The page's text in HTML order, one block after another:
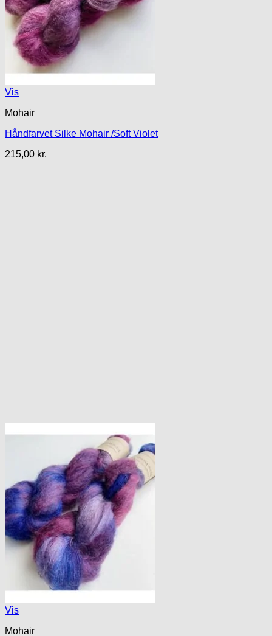
Vis
Mohair
Håndfarvet Silke Mohair /Soft Violet
215,00 kr.
Vis
Mohair